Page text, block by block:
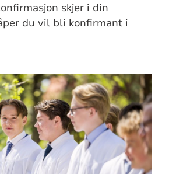
skjer i din
du vil bli konfirmant i